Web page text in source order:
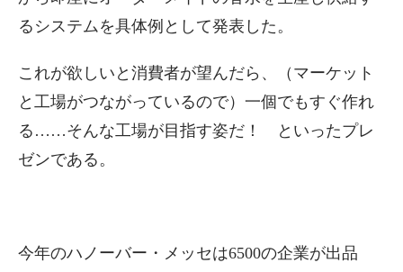
るシステムを具体例として発表した。
これが欲しいと消費者が望んだら、（マーケット
と工場がつながっているので）一個でもすぐ作れ
る……そんな工場が目指す姿だ！ といったプレ
ゼンである。
今年のハノーバー・メッセは6500の企業が出品